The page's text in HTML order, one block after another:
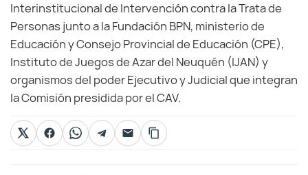
Interinstitucional de Intervención contra la Trata de
Personas junto a la Fundación BPN, ministerio de
Educación y Consejo Provincial de Educación (CPE),
Instituto de Juegos de Azar del Neuquén (IJAN) y
organismos del poder Ejecutivo y Judicial que integran
la Comisión presidida por el CAV.